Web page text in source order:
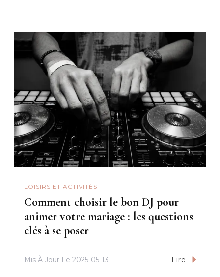
LOISIRS ET ACTIVITÉS
Comment choisir le bon DJ pour
animer votre mariage : les questions
clés à se poser
Mis À Jour Le 2025-05-13 Lire